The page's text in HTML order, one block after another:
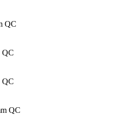
QC
QC
QC
QC